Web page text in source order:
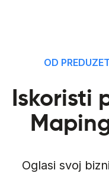
OD
Iskoristi
Oglasi svoj